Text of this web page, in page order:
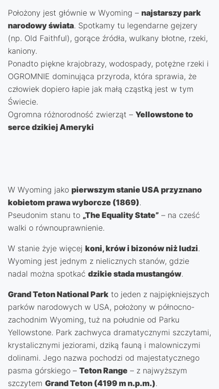
Położony jest głównie w Wyoming – najstarszy park
narodowy świata. Spotkamy tu legendarne gejzery
(np. Old Faithful), gorące źródła, wulkany błotne, rzeki,
kaniony.
Ponadto piękne krajobrazy, wodospady, potężne rzeki i
OGROMNIE dominująca przyroda, która sprawia, że
człowiek dopiero łapie jak małą cząstką jest w tym
Świecie.
Ogromna różnorodność zwierząt – Yellowstone to
serce dzikiej Ameryki
W Wyoming jako pierwszym stanie USA przyznano
kobietom prawa wyborcze (1869).
Pseudonim stanu to „The Equality State” – na cześć
walki o równouprawnienie.
W stanie żyje więcej koni, krów i bizonów niż ludzi.
Wyoming jest jednym z nielicznych stanów, gdzie
nadal można spotkać dzikie stada mustangów.
Grand Teton National Park to jeden z najpiękniejszych
parków narodowych w USA, położony w północno-
zachodnim Wyoming, tuż na południe od Parku
Yellowstone. Park zachwyca dramatycznymi szczytami,
krystalicznymi jeziorami, dziką fauną i malowniczymi
dolinami. Jego nazwa pochodzi od majestatycznego
pasma górskiego – Teton Range – z najwyższym
szczytem Grand Teton (4199 m n.p.m.).